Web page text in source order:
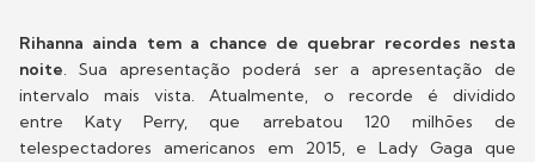
Rihanna ainda tem a chance de quebrar recordes nesta
noite. Sua apresentação poderá ser a apresentação de
intervalo mais vista. Atualmente, o recorde é dividido
entre Katy Perry, que arrebatou 120 milhões de
telespectadores americanos em 2015, e Lady Gaga que